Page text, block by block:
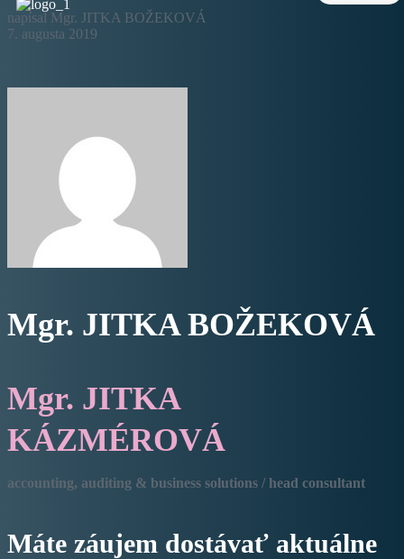
napísal Mgr. JITKA BOŽEKOVÁ
7. augusta 2019
Mgr. JITKA BOŽEKOVÁ
Mgr. JITKA
KÁZMÉROVÁ
accounting, auditing & business solutions / head consultant
Máte záujem dostávať aktuálne